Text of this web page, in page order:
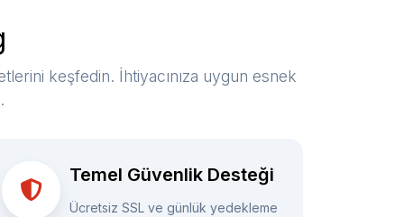
keşfedin. İhtiyacınıza uygun esnek
Temel Güvenlik Desteği
Ücretsiz SSL ve günlük yedekleme